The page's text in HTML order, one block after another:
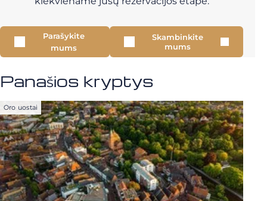
Parašykite
mums
Skambinkite
mums
Panašios kryptys
Oro uostai